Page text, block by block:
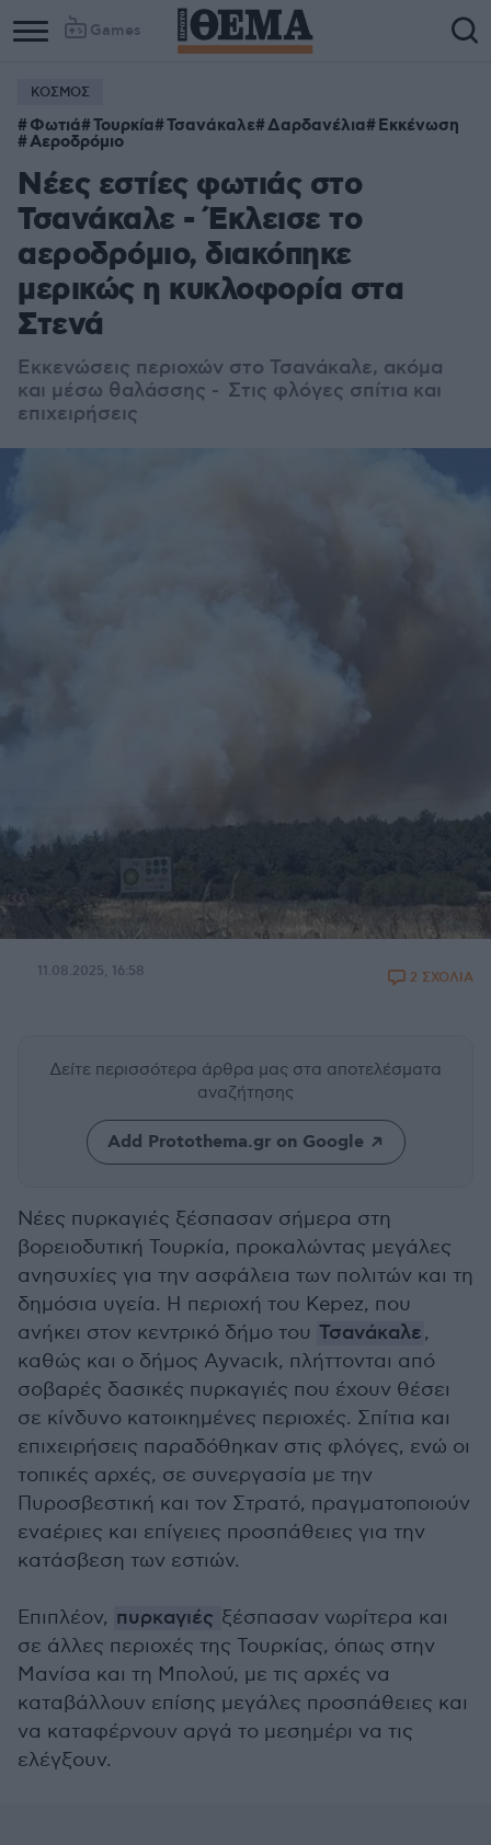
Games
ΚΟΣΜΟΣ
Φωτιά Τουρκία Τσανάκαλε Δαρδανέλια Εκκένωση
Αεροδρόμιο
Νέες εστίες φωτιάς στο
Τσανάκαλε - Έκλεισε το
αεροδρόμιο, διακόπηκε
μερικώς η κυκλοφορία στα
Στενά
Εκκενώσεις περιοχών στο Τσανάκαλε, ακόμα
και μέσω θαλάσσης - Στις φλόγες σπίτια και
επιχειρήσεις
11.08.2025, 16:58 2 ΣΧΟΛΙΑ
Δείτε περισσότερα άρθρα μας στα αποτελέσματα
αναζήτησης
Add Protothema.gr on Google
Νέες πυρκαγιές ξέσπασαν σήμερα στη
βορειοδυτική Τουρκία, προκαλώντας μεγάλες
ανησυχίες για την ασφάλεια των πολιτών και τη
δημόσια υγεία. Η περιοχή του Kepez, που
ανήκει στον κεντρικό δήμο του Τσανάκαλε,
καθώς και ο δήμος Ayvacık, πλήττονται από
σοβαρές δασικές πυρκαγιές που έχουν θέσει
σε κίνδυνο κατοικημένες περιοχές. Σπίτια και
επιχειρήσεις παραδόθηκαν στις φλόγες, ενώ οι
τοπικές αρχές, σε συνεργασία με την
Πυροσβεστική και τον Στρατό, πραγματοποιούν
εναέριες και επίγειες προσπάθειες για την
κατάσβεση των εστιών.
Επιπλέον, πυρκαγιές ξέσπασαν νωρίτερα και
σε άλλες περιοχές της Τουρκίας, όπως στην
Μανίσα και τη Μπολού, με τις αρχές να
καταβάλλουν επίσης μεγάλες προσπάθειες και
να καταφέρνουν αργά το μεσημέρι να τις
ελέγξουν.